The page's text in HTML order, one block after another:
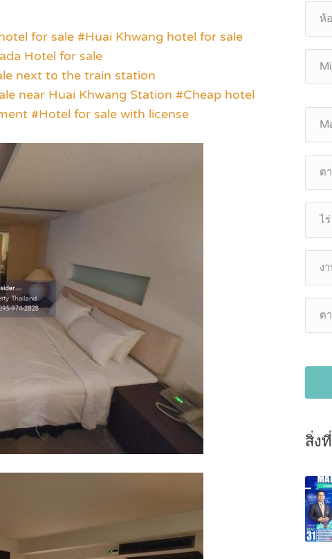
for sale #Huai Khwang hotel for sale
Hotel for sale
next to the train station
near Huai Khwang Station #Cheap hotel
#Hotel for sale with license
สิ่ง